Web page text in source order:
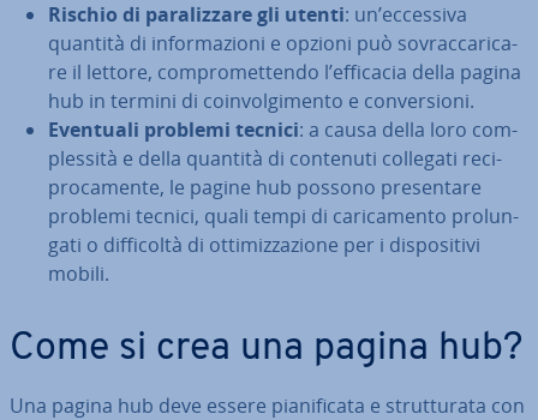
Rischio di pa­ra­liz­za­re gli utenti: un’eccessiva
quantità di in­for­ma­zio­ni e opzioni può so­vrac­ca­ri­ca­
re il lettore, com­pro­met­ten­do l’efficacia della pagina
hub in termini di coin­vol­gi­men­to e con­ver­sio­ni.
Eventuali problemi tecnici: a causa della loro com­
ples­si­tà e della quantità di contenuti collegati re­ci­
pro­ca­men­te, le pagine hub possono pre­sen­ta­re
problemi tecnici, quali tempi di ca­ri­ca­men­to pro­lun­
ga­ti o dif­fi­col­tà di ot­ti­miz­za­zio­ne per i di­spo­si­ti­vi
mobili.
Come si crea una pagina hub?
Una pagina hub deve essere pia­ni­fi­ca­ta e strut­tu­ra­ta con